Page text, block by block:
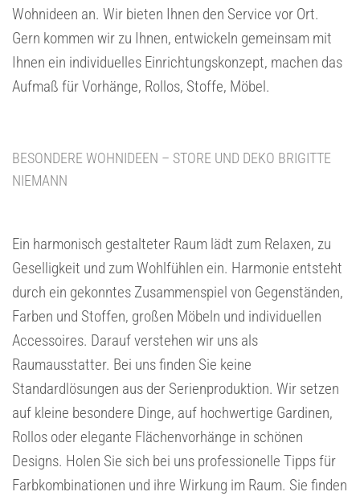
Wohnideen an. Wir bieten Ihnen den Service vor Ort.
Gern kommen wir zu Ihnen, entwickeln gemeinsam mit
Ihnen ein individuelles Einrichtungskonzept, machen das
Aufmaß für Vorhänge, Rollos, Stoffe, Möbel.
BESONDERE WOHNIDEEN – STORE UND DEKO BRIGITTE
NIEMANN
Ein harmonisch gestalteter Raum lädt zum Relaxen, zu
Geselligkeit und zum Wohlfühlen ein. Harmonie entsteht
durch ein gekonntes Zusammenspiel von Gegenständen,
Farben und Stoffen, großen Möbeln und individuellen
Accessoires. Darauf verstehen wir uns als
Raumausstatter. Bei uns finden Sie keine
Standardlösungen aus der Serienproduktion. Wir setzen
auf kleine besondere Dinge, auf hochwertige Gardinen,
Rollos oder elegante Flächenvorhänge in schönen
Designs. Holen Sie sich bei uns professionelle Tipps für
Farbkombinationen und ihre Wirkung im Raum. Sie finden